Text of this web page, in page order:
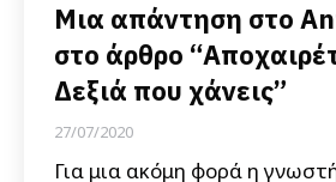
Μια απάντηση στο
στο άρθρο
Δεξιά που χάνεις”
27/07/2020
Για μια ακόμη φορά η